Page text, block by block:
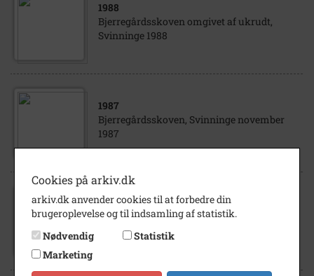
1988
Bjerregårdsskoven omgivet af ukrudt,
Svinninge 1988
1987
Bjerregårdsskoven, Svinninge november
1987
1987
Bjerregårdsskoven, Svinninge november
Cookies på arkiv.dk
arkiv.dk anvender cookies til at forbedre din
brugeroplevelse og til indsamling af statistik.
Nødvendig
Statistik
Marketing